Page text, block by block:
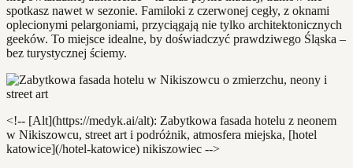
spotkasz nawet w sezonie. Familoki z czerwonej cegły, z oknami
oplecionymi pelargoniami, przyciągają nie tylko architektonicznych
geeków. To miejsce idealne, by doświadczyć prawdziwego Śląska –
bez turystycznej ściemy.
<!-- [Alt](https://medyk.ai/alt): Zabytkowa fasada hotelu z neonem
w Nikiszowcu, street art i podróżnik, atmosfera miejska, [hotel
katowice](/hotel-katowice) nikiszowiec -->